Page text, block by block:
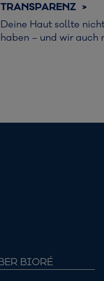
TRANSPARENZ >
Deine Haut sollte
haben – und wir auch
BIORÉ